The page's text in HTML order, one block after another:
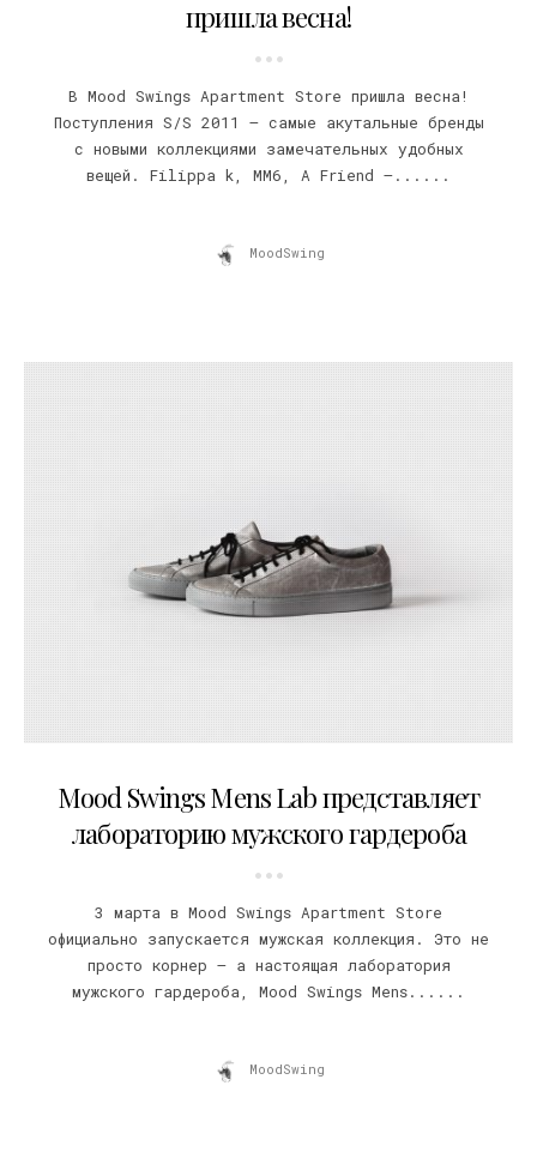
пришла весна!
В Mood Swings Apartment Store пришла весна!
Поступления S/S 2011 – самые акутальные бренды
с новыми коллекциями замечательных удобных
вещей. Filippa k, MM6, A Friend –......
MoodSwing
Mood Swings Mens Lab представляет
лабораторию мужского гардероба
3 марта в Mood Swings Apartment Store
официально запускается мужская коллекция. Это не
просто корнер – а настоящая лаборатория
мужского гардероба, Mood Swings Mens......
MoodSwing